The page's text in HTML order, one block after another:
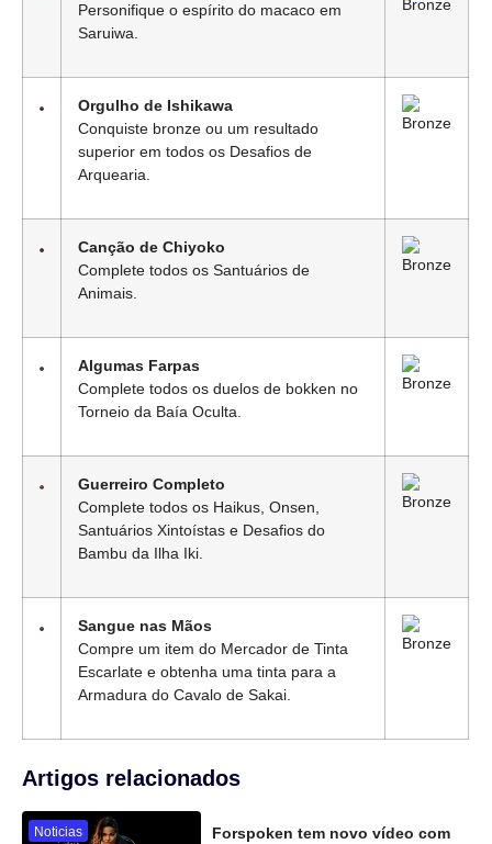
Personifique o espírito do macaco em
Saruiwa.
Orgulho de Ishikawa
Conquiste bronze ou um resultado
superior em todos os Desafios de
Arquearia.
Canção de Chiyoko
Complete todos os Santuários de
Animais.
Algumas Farpas
Complete todos os duelos de bokken no
Torneio da Baía Oculta.
Guerreiro Completo
Complete todos os Haikus, Onsen,
Santuários Xintoístas e Desafios do
Bambu da Ilha Iki.
Sangue nas Mãos
Compre um item do Mercador de Tinta
Escarlate e obtenha uma tinta para a
Armadura do Cavalo de Sakai.
Artigos relacionados
Noticias
Forspoken tem novo vídeo com